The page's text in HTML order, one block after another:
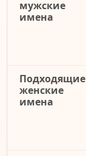
мужские
имена
Подходящие
женские
имена